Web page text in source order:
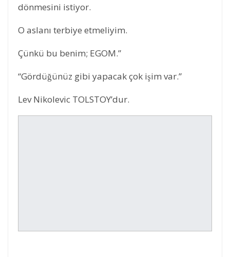
dönmesini istiyor.
O aslanı terbiye etmeliyim.
Çünkü bu benim; EGOM.”
“Gördüğünüz gibi yapacak çok işim var.”
Lev Nikolevic TOLSTOY’dur.